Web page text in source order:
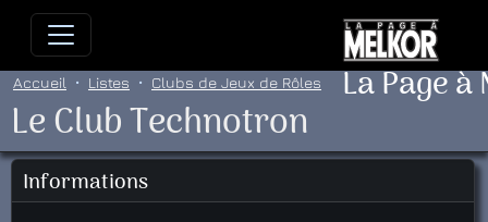
Allez directement au contenu
La Page
Accueil Listes Clubs de Jeux de Rôles
Le Club Technotron
Informations